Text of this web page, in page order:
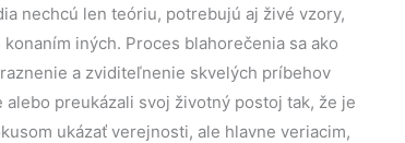
nechcú len teóriu, potrebujú aj živé vzory,
iných. Proces blahorečenia sa ako
a zviditeľnenie skvelých príbehov
preukázali svoj životný postoj tak, že je
ukázať verejnosti, ale hlavne veriacim,